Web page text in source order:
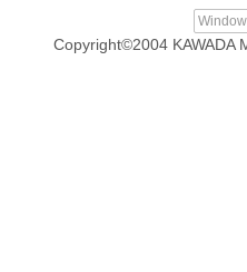
Copyright©2004 KAWADA